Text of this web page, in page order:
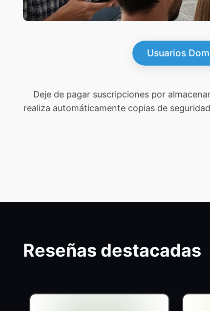
Usuarios
Deje de pagar suscripciones por
realiza automáticamente copias de
Reseñas destacadas